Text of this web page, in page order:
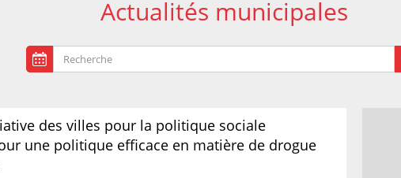
Actualités municipales
des villes pour la politique sociale
une politique efficace en matière de drogue